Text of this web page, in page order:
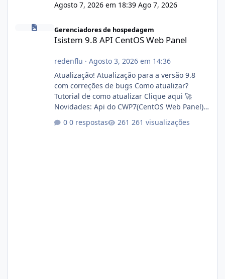
Agosto 7, 2026 em 18:39 Ago 7, 2026
Isistem 9.8 API CentOS Web Panel
Gerenciadores de hospedagem
Isistem 9.8 API CentOS Web Panel
redenflu · Agosto 3, 2026 em 14:36
Atualização! Atualização para a versão 9.8
com correções de bugs Como atualizar?
Tutorial de como atualizar Clique aqui 🚀
Novidades: Api do CWP7(CentOS Web Panel)
Link publico para consulta de sub.dominio
autorizado a usasr o isistem:
0 respostas 261 visualizações